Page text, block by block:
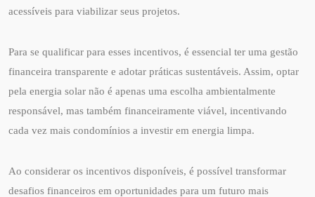
acessíveis para viabilizar seus projetos.
Para se qualificar para esses incentivos, é essencial ter uma gestão
financeira transparente e adotar práticas sustentáveis. Assim, optar
pela energia solar não é apenas uma escolha ambientalmente
responsável, mas também financeiramente viável, incentivando
cada vez mais condomínios a investir em energia limpa.
Ao considerar os incentivos disponíveis, é possível transformar
desafios financeiros em oportunidades para um futuro mais